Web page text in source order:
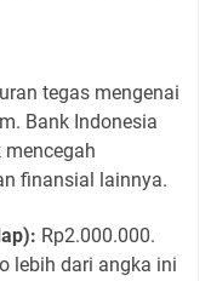
tegas mengenai
Bank Indonesia
finansial lainnya.
Rp2.000.000.
lebih dari angka ini